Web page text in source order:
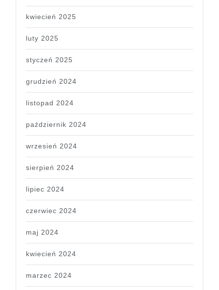
kwiecień 2025
luty 2025
styczeń 2025
grudzień 2024
listopad 2024
październik 2024
wrzesień 2024
sierpień 2024
lipiec 2024
czerwiec 2024
maj 2024
kwiecień 2024
marzec 2024